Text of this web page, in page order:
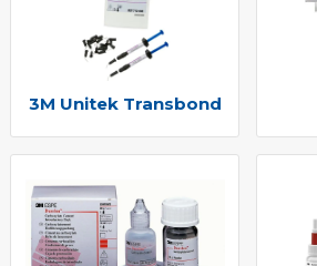
3M Unitek Transbond